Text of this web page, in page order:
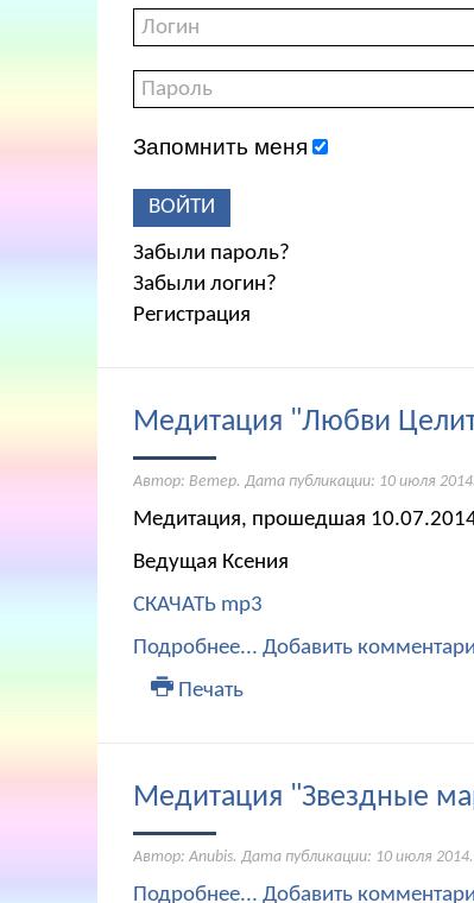
Запомнить меня
ВОЙТИ
Забыли пароль?
Забыли логин?
Регистрация
Медитация "Любви
Автор: Ветер. Дата публикации: 10 июля 2014
Медитация, прошедшая
Ведущая Ксения
СКАЧАТЬ mp3
Подробнее... Добавить
Печать
Медитация "Звездные
Автор: Anubis. Дата публикации: 10 июля 2014
Подробнее... Добавить